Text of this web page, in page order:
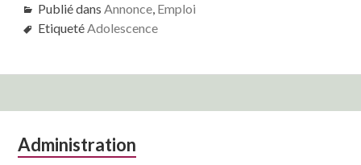
Publié dans Annonce, Emploi
EtiquetéAdolescence
Colonne
Administration